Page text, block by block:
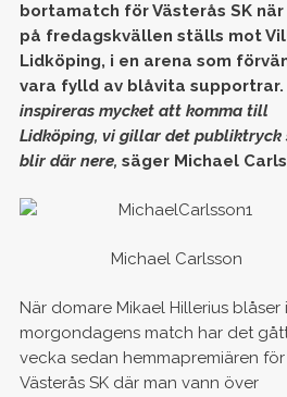
bortamatch för Västerås SK när
på fredagskvällen ställs mot
Lidköping, i en arena som
vara fylld av blåvita supportrar.
inspireras mycket att komma till
Lidköping, vi gillar det publiktryck
blir där nere, säger Michael
Michael Carlsson
När domare Mikael Hillerius blåser
morgondagens match har det
vecka sedan hemmapremiären för
Västerås SK där man vann över